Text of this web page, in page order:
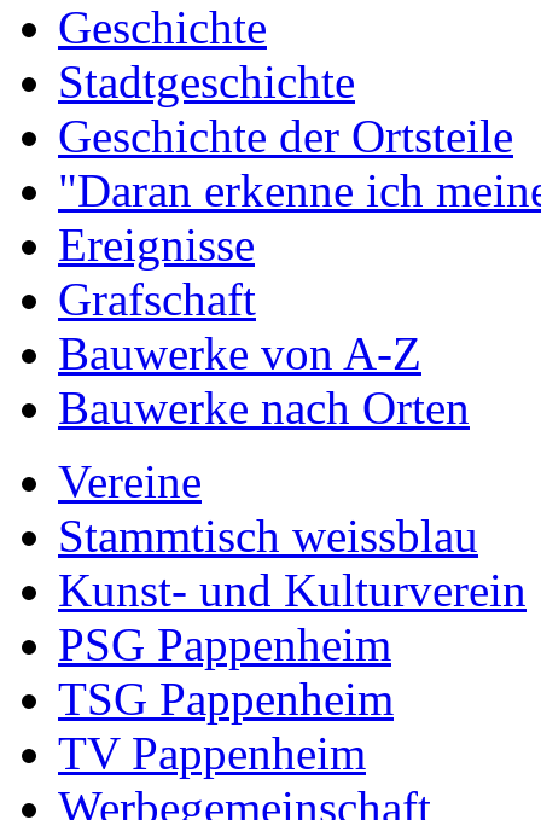
Geschichte
Stadtgeschichte
Geschichte der Ortsteile
"Daran erkenne ich
Ereignisse
Grafschaft
Bauwerke von A-Z
Bauwerke nach Orten
Vereine
Stammtisch weissblau
Kunst- und Kulturverein
PSG Pappenheim
TSG Pappenheim
TV Pappenheim
Werbegemeinschaft